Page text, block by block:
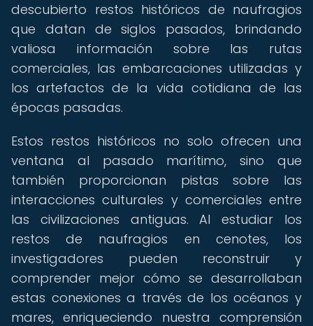
descubierto restos históricos de naufragios
que datan de siglos pasados, brindando
valiosa información sobre las rutas
comerciales, las embarcaciones utilizadas y
los artefactos de la vida cotidiana de las
épocas pasadas.
Estos restos históricos no solo ofrecen una
ventana al pasado marítimo, sino que
también proporcionan pistas sobre las
interacciones culturales y comerciales entre
las civilizaciones antiguas. Al estudiar los
restos de naufragios en cenotes, los
investigadores pueden reconstruir y
comprender mejor cómo se desarrollaban
estas conexiones a través de los océanos y
mares, enriqueciendo nuestra comprensión